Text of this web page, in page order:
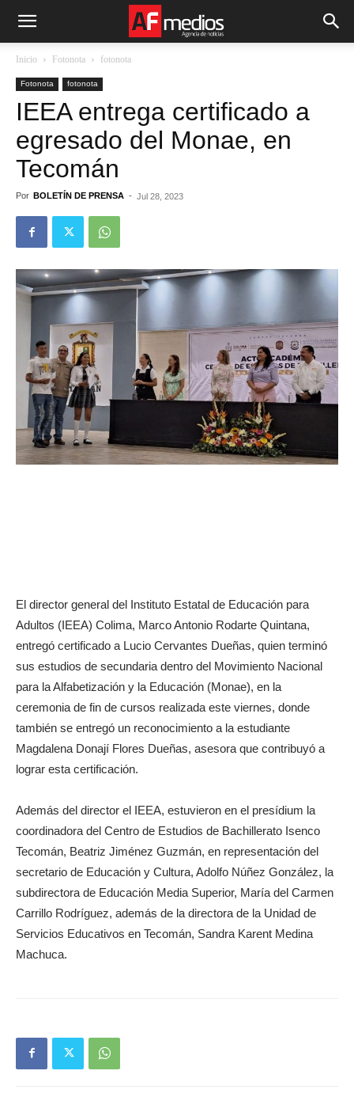
Inicio Fotonota fotonota
Fotonota fotonota
IEEA entrega certificado a
egresado del Monae, en
Tecomán
Por BOLETÍN DE PRENSA - Jul 28, 2023
El director general del Instituto Estatal de Educación para
Adultos (IEEA) Colima, Marco Antonio Rodarte Quintana,
entregó certificado a Lucio Cervantes Dueñas, quien terminó
sus estudios de secundaria dentro del Movimiento Nacional
para la Alfabetización y la Educación (Monae), en la
ceremonia de fin de cursos realizada este viernes, donde
también se entregó un reconocimiento a la estudiante
Magdalena Donají Flores Dueñas, asesora que contribuyó a
lograr esta certificación.
Además del director el IEEA, estuvieron en el presídium la
coordinadora del Centro de Estudios de Bachillerato Isenco
Tecomán, Beatriz Jiménez Guzmán, en representación del
secretario de Educación y Cultura, Adolfo Núñez González, la
subdirectora de Educación Media Superior, María del Carmen
Carrillo Rodríguez, además de la directora de la Unidad de
Servicios Educativos en Tecomán, Sandra Karent Medina
Machuca.